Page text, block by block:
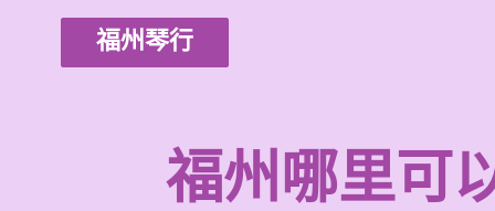
福州琴行
福州哪里可